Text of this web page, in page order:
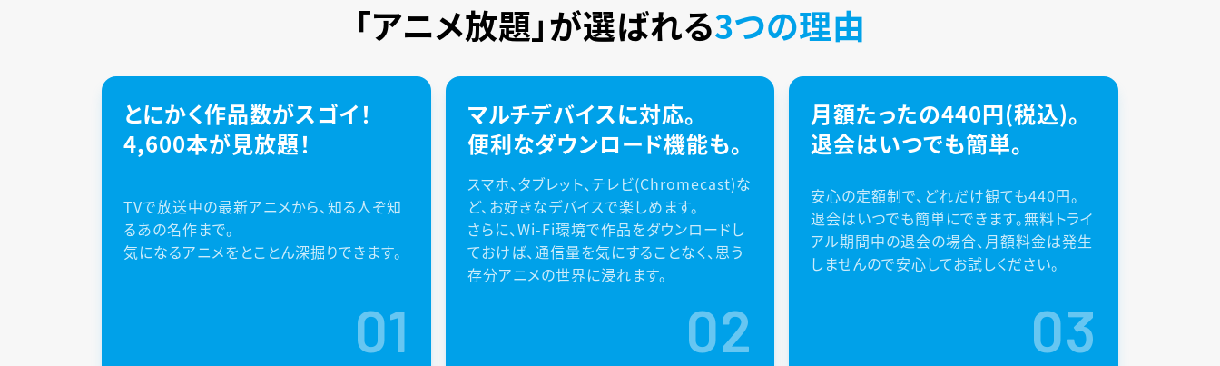
「アニメ放題」が選ばれる3つの理由
とにかく作品数がスゴイ！
4,600本が見放題！
TVで放送中の最新アニメから、知る人ぞ知
るあの名作まで。
気になるアニメをとことん深掘りできます。
01
マルチデバイスに対応。
便利なダウンロード機能も。
スマホ、タブレット、テレビ(Chromecast)な
ど、お好きなデバイスで楽しめます。
さらに、Wi-Fi環境で作品をダウンロードし
ておけば、通信量を気にすることなく、思う
存分アニメの世界に浸れます。
02
月額たったの440円(税込)。
退会はいつでも簡単。
安心の定額制で、どれだけ観ても440円。
退会はいつでも簡単にできます。無料トライ
アル期間中の退会の場合、月額料金は発生
しませんので安心してお試しください。
03